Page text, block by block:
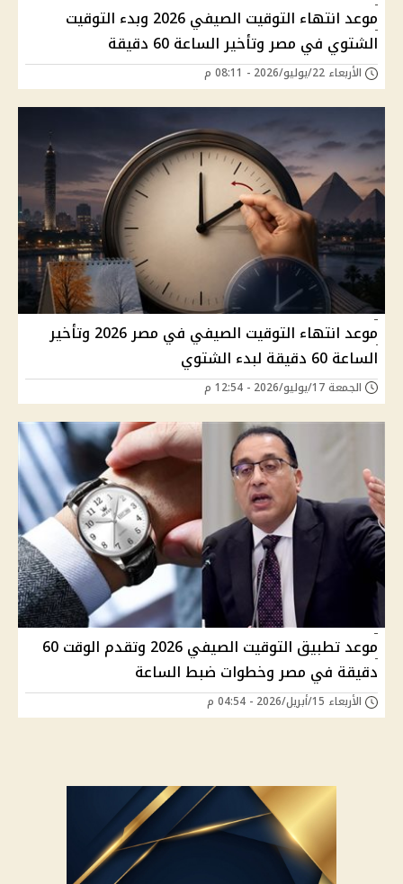
موعد انتهاء التوقيت الصيفي 2026 وبدء التوقيت
الشتوي في مصر وتأخير الساعة 60 دقيقة
الأربعاء 22/يوليو/2026 - 08:11 م
موعد انتهاء التوقيت الصيفي في مصر 2026 وتأخير
الساعة 60 دقيقة لبدء الشتوي
الجمعة 17/يوليو/2026 - 12:54 م
موعد تطبيق التوقيت الصيفي 2026 وتقدم الوقت 60
دقيقة في مصر وخطوات ضبط الساعة
الأربعاء 15/أبريل/2026 - 04:54 م